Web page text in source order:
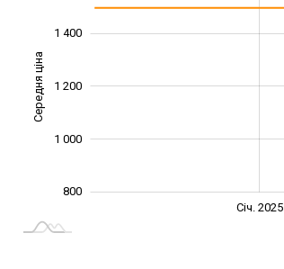
Середня ціна 1 000
800
1 000
1 200
1 400
Січ. 2025